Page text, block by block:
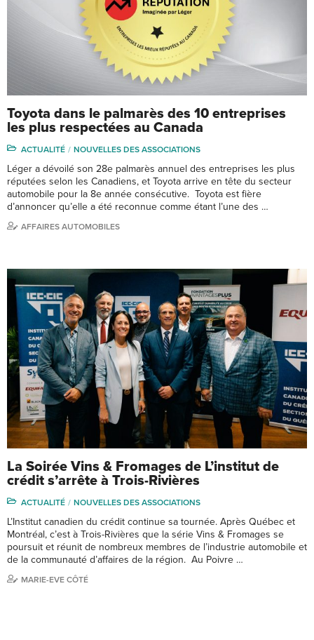
Toyota dans le palmarès des 10 entreprises
les plus respectées au Canada
ACTUALITÉ NOUVELLES DES ASSOCIATIONS
Léger a dévoilé son 28e palmarès annuel des entreprises les plus
réputées selon les Canadiens, et Toyota arrive en tête du secteur
automobile pour la 8e année consécutive. Toyota est fière
d’annoncer qu’elle a été reconnue comme étant l’une des …
AFFAIRES AUTOMOBILES
La Soirée Vins & Fromages de L’institut de
crédit s’arrête à Trois-Rivières
ACTUALITÉ NOUVELLES DES ASSOCIATIONS
L’Institut canadien du crédit continue sa tournée. Après Québec et
Montréal, c’est à Trois-Rivières que la série Vins & Fromages se
poursuit et réunit de nombreux membres de l’industrie automobile et
de la communauté d’affaires de la région. Au Poivre …
MARIE-EVE CÔTÉ